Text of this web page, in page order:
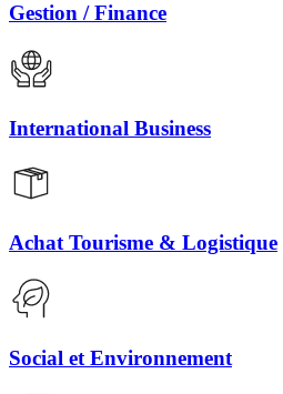
Gestion / Finance
International Business
Achat Tourisme & Logistique
Social et Environnement